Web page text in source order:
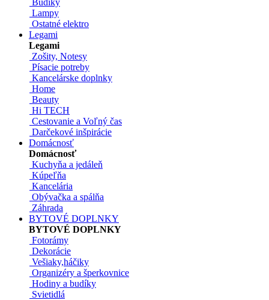
Budíky
Lampy
Ostatné elektro
Legami
Legami
Zošity, Notesy
Písacie potreby
Kancelárske doplnky
Home
Beauty
Hi TECH
Cestovanie a Voľný čas
Darčekové inšpirácie
Domácnosť
Domácnosť
Kuchyňa a jedáleň
Kúpeľňa
Kancelária
Obývačka a spálňa
Záhrada
BYTOVÉ DOPLNKY
BYTOVÉ DOPLNKY
Fotorámy
Dekorácie
Vešiaky,háčiky
Organizéry a šperkovnice
Hodiny a budíky
Svietidlá